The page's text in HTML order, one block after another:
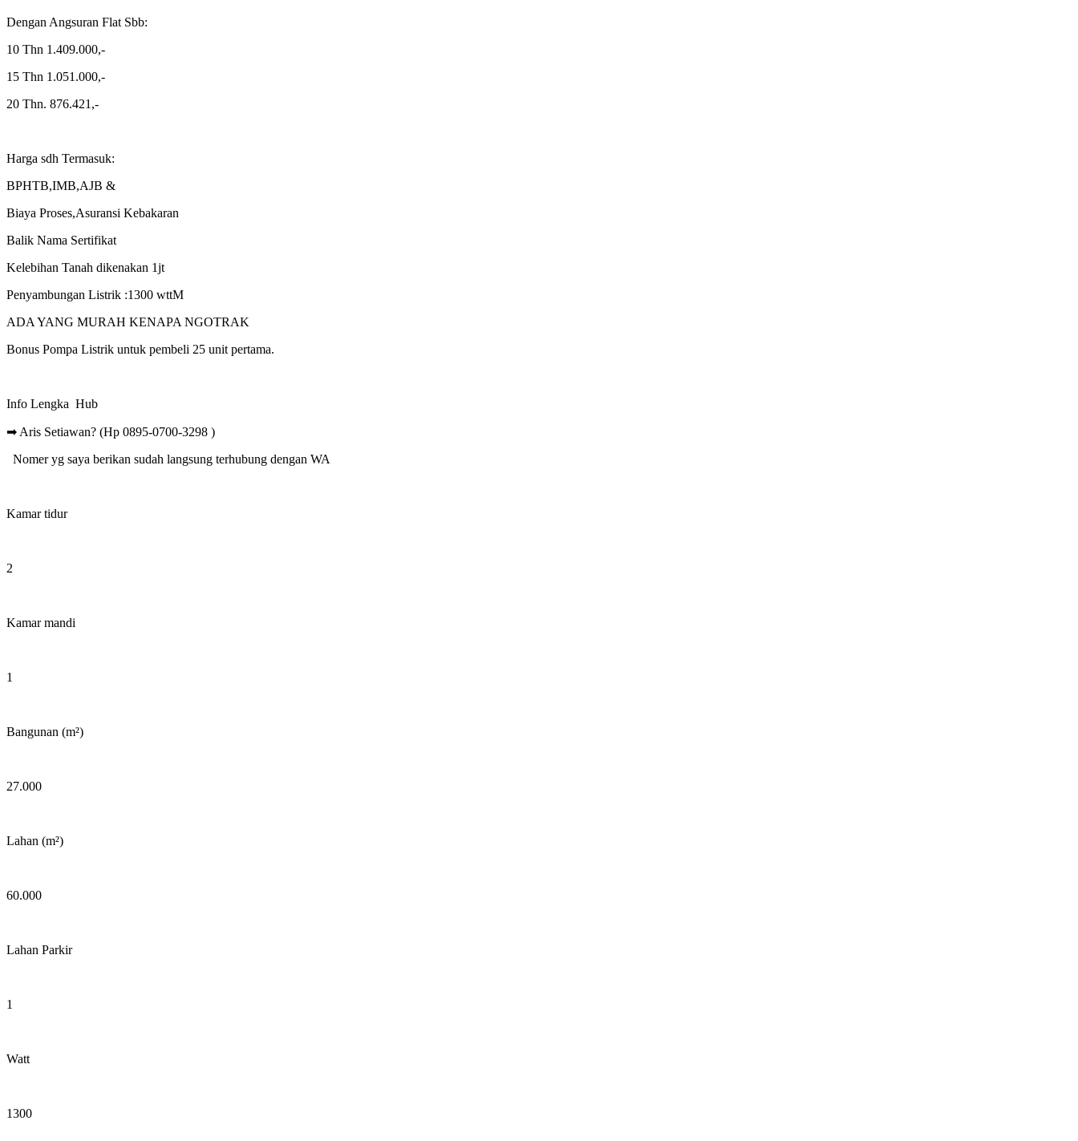
Dengan Angsuran Flat Sbb:
10 Thn 1.409.000,-
15 Thn 1.051.000,-
20 Thn. 876.421,-
Harga sdh Termasuk:
BPHTB,IMB,AJB &
Biaya Proses,Asuransi Kebakaran
Balik Nama Sertifikat
Kelebihan Tanah dikenakan 1jt
Penyambungan Listrik :1300 wttM
ADA YANG MURAH KENAPA NGOTRAK
Bonus Pompa Listrik untuk pembeli 25 unit pertama.
Info Lengka Hub
➡ Aris Setiawan? (Hp 0895-0700-3298 )
Nomer yg saya berikan sudah langsung terhubung dengan WA
Kamar tidur
2
Kamar mandi
1
Bangunan (m²)
27.000
Lahan (m²)
60.000
Lahan Parkir
1
Watt
1300